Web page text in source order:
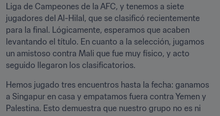
Liga de Campeones de la AFC, y tenemos a siete
jugadores del Al-Hilal, que se clasificó recientemente
para la final. Lógicamente, esperamos que acaben
levantando el título. En cuanto a la selección, jugamos
un amistoso contra Mali que fue muy físico, y acto
seguido llegaron los clasificatorios.
Hemos jugado tres encuentros hasta la fecha: ganamos
a Singapur en casa y empatamos fuera contra Yemen y
Palestina. Esto demuestra que nuestro grupo no es ni